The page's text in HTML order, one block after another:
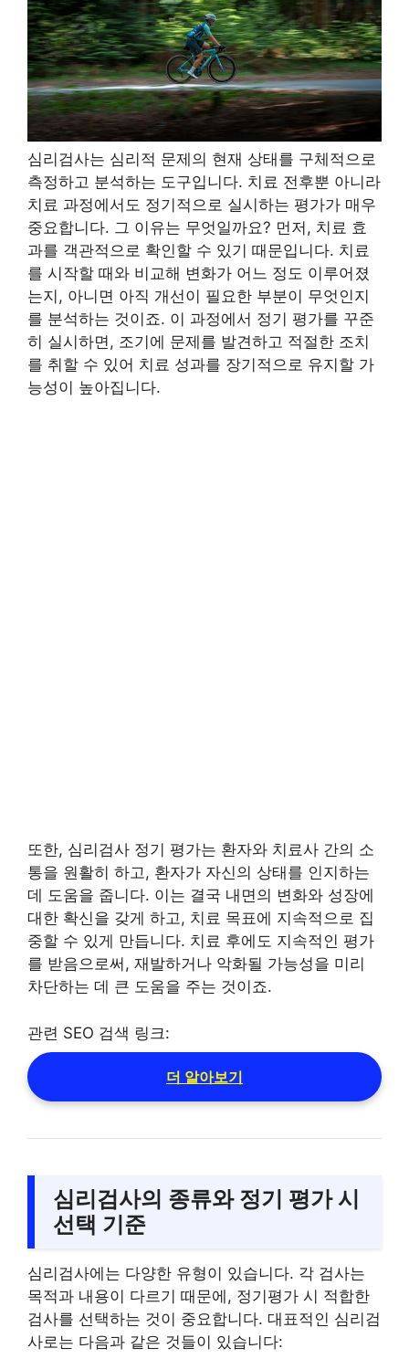
심리검사는 심리적 문제의 현재 상태를 구체적으로
측정하고 분석하는 도구입니다. 치료 전후뿐 아니라
치료 과정에서도 정기적으로 실시하는 평가가 매우
중요합니다. 그 이유는 무엇일까요? 먼저, 치료 효
과를 객관적으로 확인할 수 있기 때문입니다. 치료
를 시작할 때와 비교해 변화가 어느 정도 이루어졌
는지, 아니면 아직 개선이 필요한 부분이 무엇인지
를 분석하는 것이죠. 이 과정에서 정기 평가를 꾸준
히 실시하면, 조기에 문제를 발견하고 적절한 조치
를 취할 수 있어 치료 성과를 장기적으로 유지할 가
능성이 높아집니다.
또한, 심리검사 정기 평가는 환자와 치료사 간의 소
통을 원활히 하고, 환자가 자신의 상태를 인지하는
데 도움을 줍니다. 이는 결국 내면의 변화와 성장에
대한 확신을 갖게 하고, 치료 목표에 지속적으로 집
중할 수 있게 만듭니다. 치료 후에도 지속적인 평가
를 받음으로써, 재발하거나 악화될 가능성을 미리
차단하는 데 큰 도움을 주는 것이죠.
관련 SEO 검색 링크:
더 알아보기
심리검사의 종류와 정기 평가 시
선택 기준
심리검사에는 다양한 유형이 있습니다. 각 검사는
목적과 내용이 다르기 때문에, 정기평가 시 적합한
검사를 선택하는 것이 중요합니다. 대표적인 심리검
사로는 다음과 같은 것들이 있습니다: